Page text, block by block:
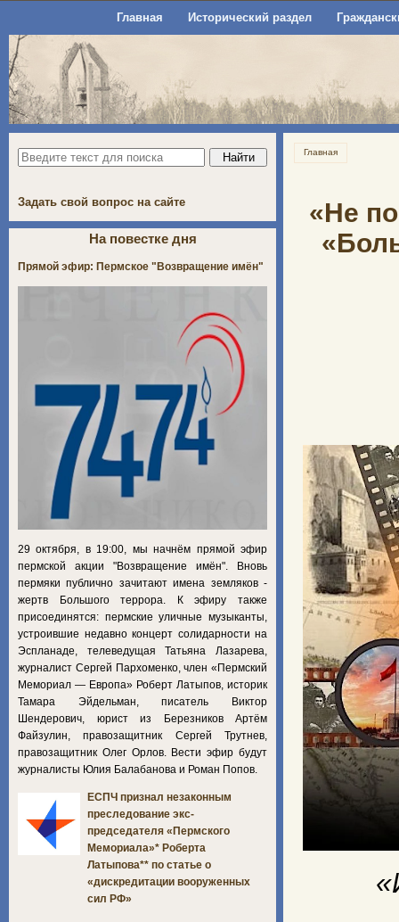
Главная Исторический раздел
Главная
«Не
Задать свой вопрос на сайте
На повестке дня
Прямой эфир: Пермское "Возвращение имён"
29 октября, в 19:00, мы начнём прямой эфир
пермской акции "Возвращение имён". Вновь
пермяки публично зачитают имена земляков -
жертв Большого террора. К эфиру также
присоединятся: пермские уличные музыканты,
устроившие недавно концерт солидарности на
Эспланаде, телеведущая Татьяна Лазарева,
журналист Сергей Пархоменко, член «Пермский
Мемориал — Европа» Роберт Латыпов, историк
Тамара Эйдельман, писатель Виктор
Шендерович, юрист из Березников Артём
Файзулин, правозащитник Сергей Трутнев,
правозащитник Олег Орлов. Вести эфир будут
журналисты Юлия Балабанова и Роман Попов.
ЕСПЧ признал незаконным
преследование экс-
председателя «Пермского
Мемориала»* Роберта
Латыпова** по статье о
«дискредитации вооруженных
сил РФ»